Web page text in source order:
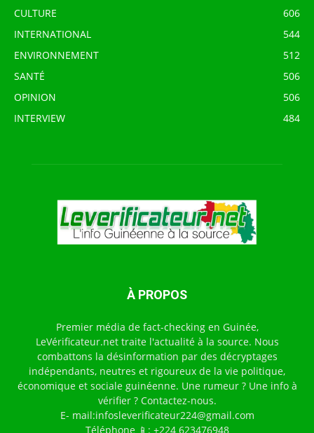
CULTURE
606
INTERNATIONAL
544
ENVIRONNEMENT
512
SANTÉ
506
OPINION
506
INTERVIEW
484
À PROPOS
Premier média de fact-checking en Guinée,
LeVérificateur.net traite l'actualité à la source. Nous
combattons la désinformation par des décryptages
indépendants, neutres et rigoureux de la vie politique,
économique et sociale guinéenne. Une rumeur ? Une info à
vérifier ? Contactez-nous.
E- mail:infosleverificateur224@gmail.com
Téléphone 📱: +224 623476948